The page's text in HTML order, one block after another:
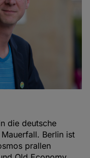
die deutsche
Berlin ist
prallen